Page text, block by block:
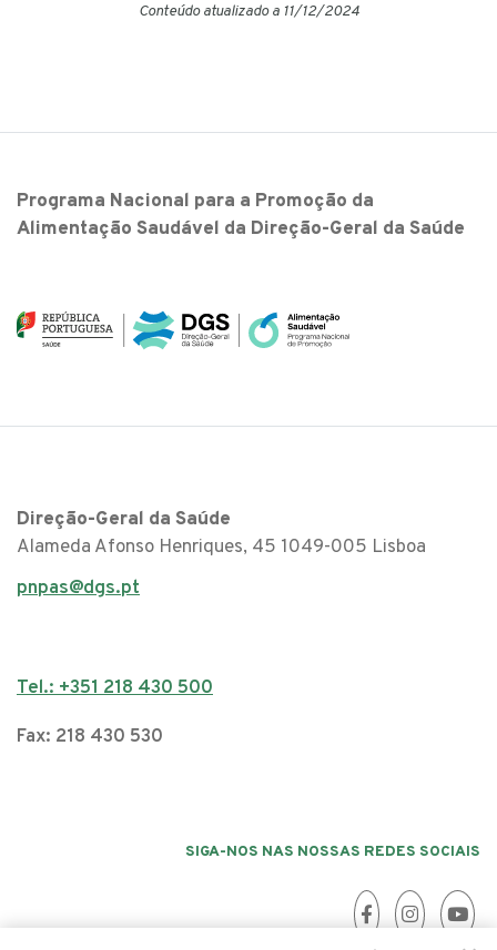
Conteúdo atualizado a 11/12/2024
Programa Nacional para a Promoção da
Alimentação Saudável da Direção-Geral da Saúde
Direção-Geral da Saúde
Alameda Afonso Henriques, 45 1049-005 Lisboa
pnpas@dgs.pt
Tel.: +351 218 430 500
Fax: 218 430 530
SIGA-NOS NAS NOSSAS REDES SOCIAIS